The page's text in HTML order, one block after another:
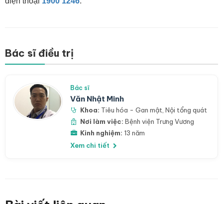
Bác sĩ điều trị
Bác sĩ
Văn Nhật Minh
Khoa: Tiêu hóa - Gan mật Nội tổng quát
Nơi làm việc: Bệnh viện Trưng Vương
Kinh nghiệm: 13 năm
Xem chi tiết